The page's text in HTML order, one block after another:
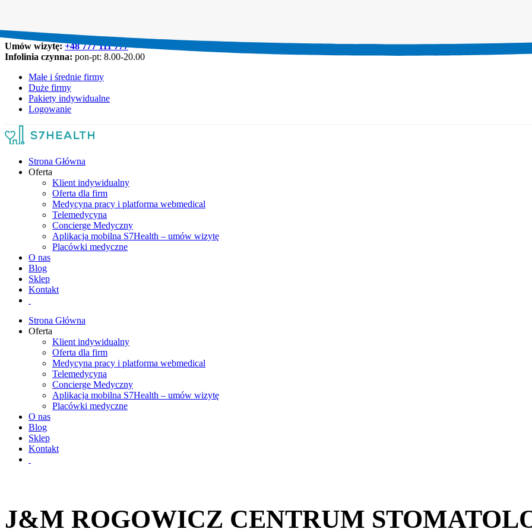
Umów wizytę:+48 777 111 777
Infolinia czynna: pon-pt: 8.00-20.00
Małe i średnie firmy
Duże firmy
Pakiety indywidualne
Logowanie
Strona Główna
Oferta
Klient indywidualny
Oferta dla firm
Medycyna pracy i platforma webmedical
Telemedycyna
Concierge Medyczny
Aplikacja mobilna S7Health – umów wizytę
Placówki medyczne
O nas
Blog
Sklep
Kontakt
Strona Główna
Oferta
Klient indywidualny
Oferta dla firm
Medycyna pracy i platforma webmedical
Telemedycyna
Concierge Medyczny
Aplikacja mobilna S7Health – umów wizytę
Placówki medyczne
O nas
Blog
Sklep
Kontakt
J&M ROGOWICZ CENTRUM